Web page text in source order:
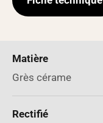
Matière
Grès cérame
Rectifié